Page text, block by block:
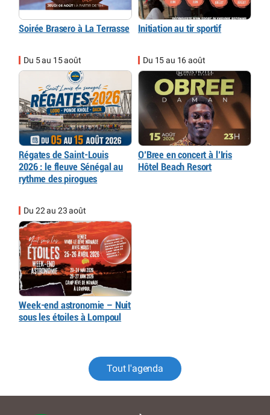
Soirée Brasero à La Terrasse Initiation au tir sportif
Du 5 au 15 août
Régates de Saint-Louis
2026 : le fleuve Sénégal au
rythme des pirogues
Du 15 au 16 août
O’Bree en concert à l’Iris
Hôtel Beach Resort
Du 22 au 23 août
Week-end astronomie – Nuit
sous les étoiles à Lompoul
Tout l'agenda